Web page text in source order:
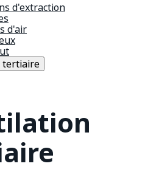
d'extraction
d'air
tertiaire